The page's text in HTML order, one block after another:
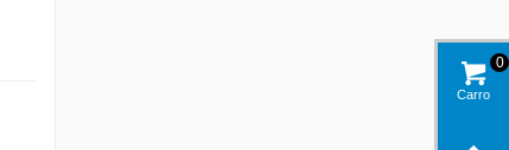
Carro
0